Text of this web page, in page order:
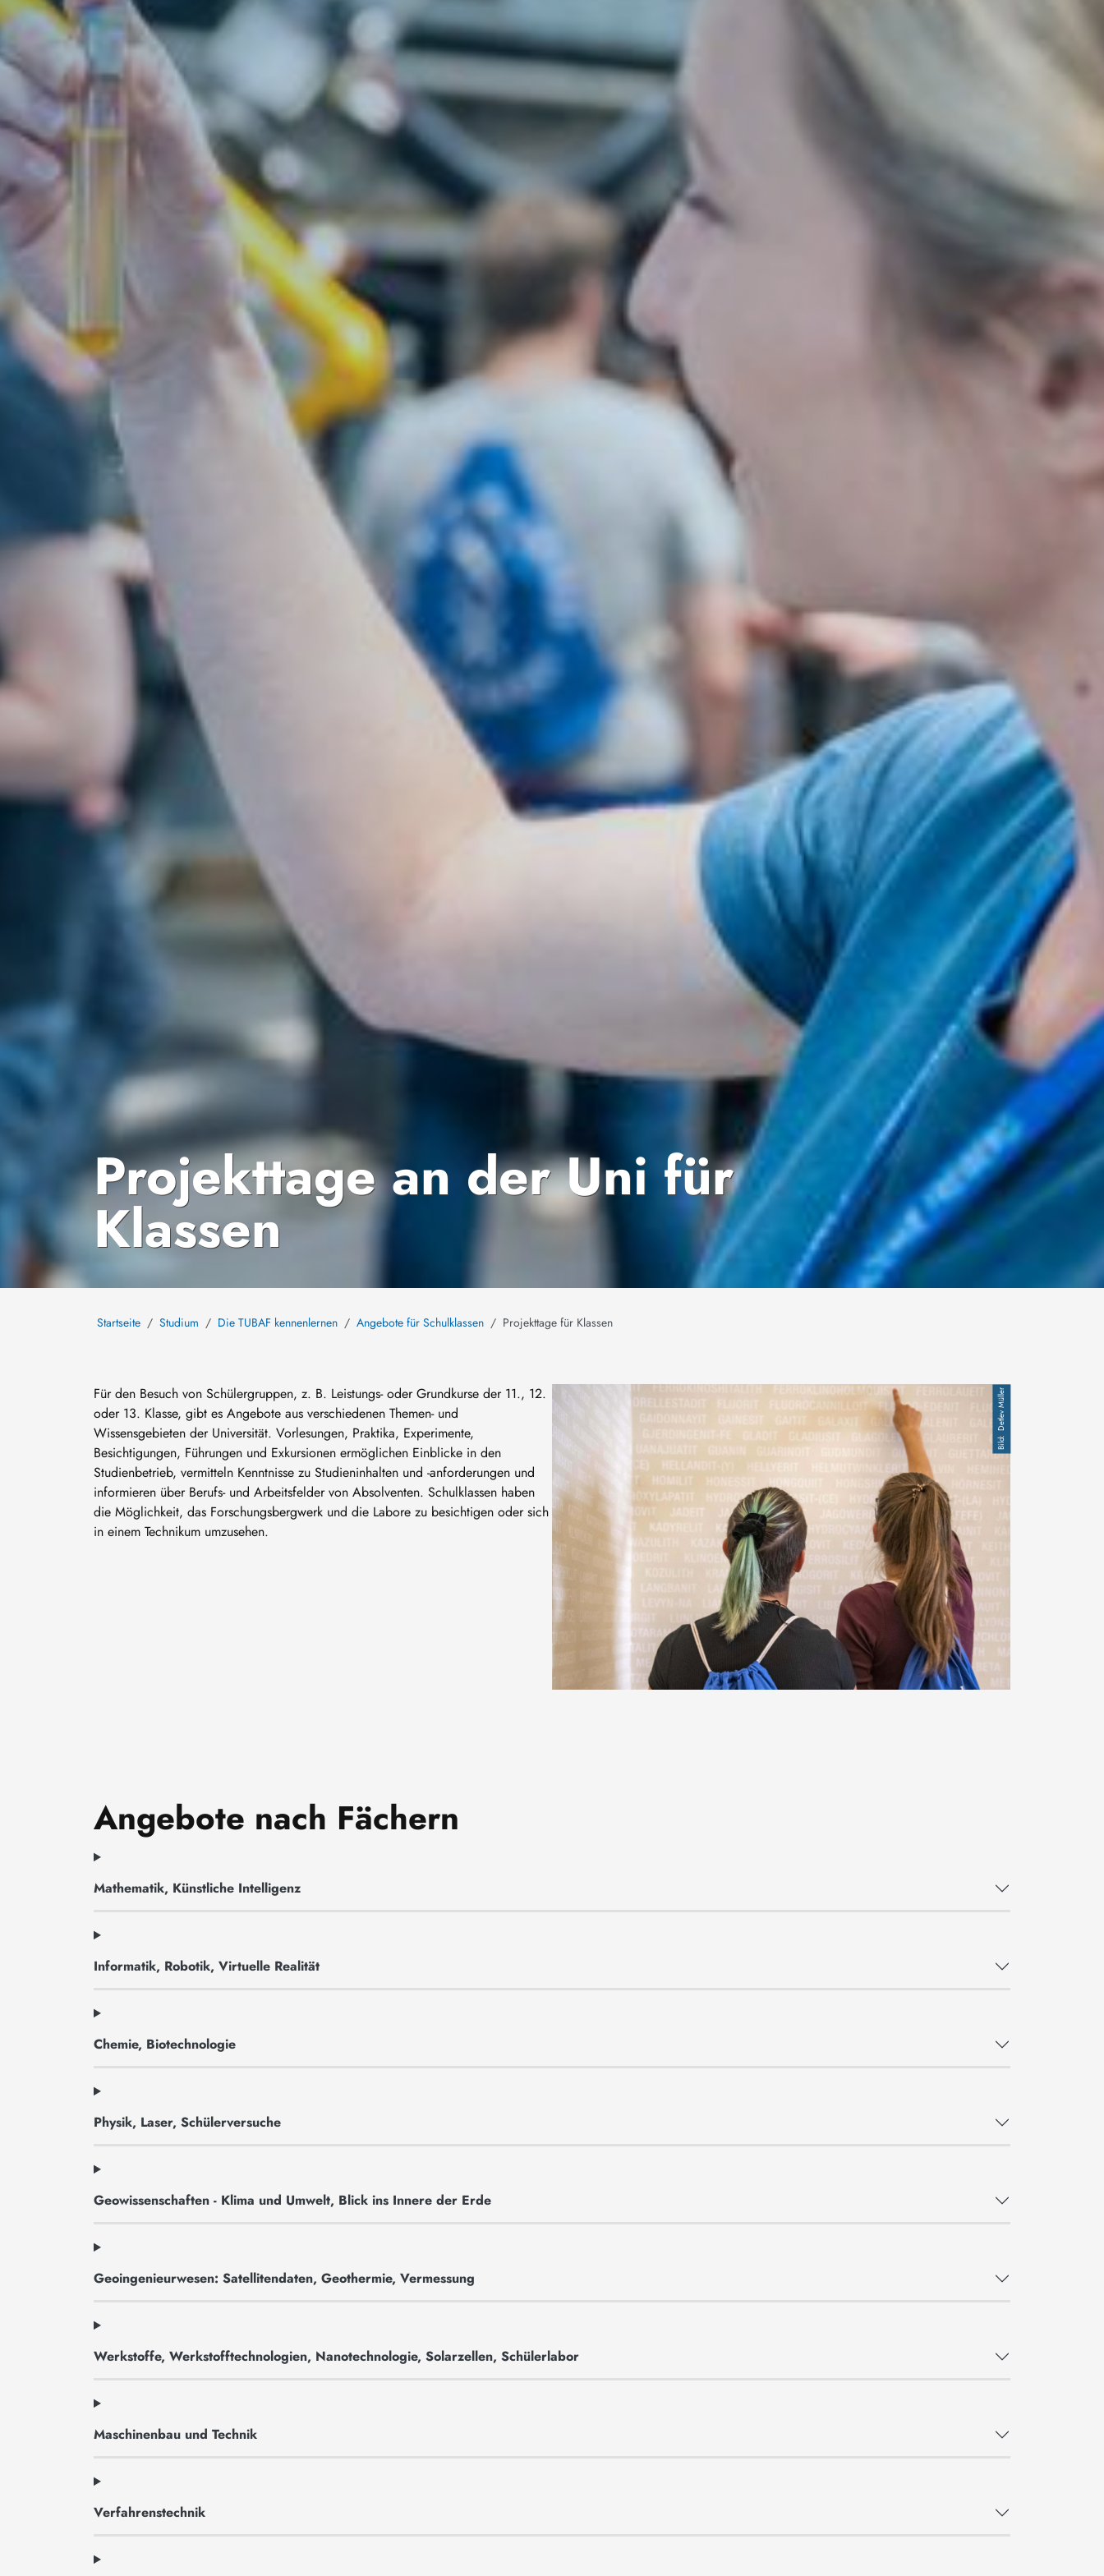
Projekttage an der Uni für
Klassen
Startseite Studium Die TUBAF kennenlernen Angebote für Schulklassen Projekttage für Klassen
Detlev Müller
Für den Besuch von Schülergruppen, z. B. Leistungs- oder Grundkurse der 11., 12.
oder 13. Klasse, gibt es Angebote aus verschiedenen Themen- und
Wissensgebieten der Universität. Vorlesungen, Praktika, Experimente,
Besichtigungen, Führungen und Exkursionen ermöglichen Einblicke in den
Studienbetrieb, vermitteln Kenntnisse zu Studieninhalten und -anforderungen und
informieren über Berufs- und Arbeitsfelder von Absolventen. Schulklassen haben
die Möglichkeit, das Forschungsbergwerk und die Labore zu besichtigen oder sich
in einem Technikum umzusehen.
Angebote nach Fächern
Mathematik, Künstliche Intelligenz
Informatik, Robotik, Virtuelle Realität
Chemie, Biotechnologie
Physik, Laser, Schülerversuche
Geowissenschaften - Klima und Umwelt, Blick ins Innere der Erde
Geoingenieurwesen: Satellitendaten, Geothermie, Vermessung
Werkstoffe, Werkstofftechnologien, Nanotechnologie, Solarzellen, Schülerlabor
Maschinenbau und Technik
Verfahrenstechnik